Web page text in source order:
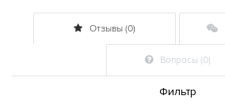
Отзывы (0)
Вопросы (0)
Фильтр